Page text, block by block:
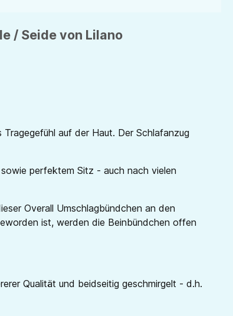
/ Seide von Lilano
auf der Haut. Der Schlafanzug
perfektem Sitz - auch nach vielen
Overall Umschlagbündchen an den
ist, werden die Beinbündchen offen
Qualität und beidseitig geschmirgelt - d.h.